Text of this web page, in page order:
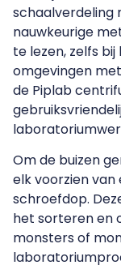
schaalverdeling
nauwkeurige
te lezen, zelfs
omgevingen
de Piplab
Om de buizen
elk voorzien van
schroefdop.
het sorteren en
monsters of